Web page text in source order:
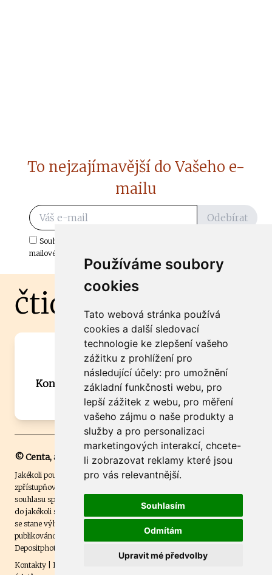
Používáme soubory
cookies
Tato webová stránka používá
cookies a další sledovací
technologie ke zlepšení vašeho
zážitku z prohlížení pro
následující účely: pro umožnění
základní funkčnosti webu, pro
lepší zážitek z webu, pro měření
vašeho zájmu o naše produkty a
služby a pro personalizaci
marketingových interakcí, chcete-
li zobrazovat reklamy které jsou
pro vás relevantnější.
Souhlasím
Odmítám
Upravit mé předvolby
To nejzajímavější do Vašeho e-
mailu
Odebírat
Souhlasím s odběrem důležitých zpráv ze ČtiDoma.cz do mé e-
mailové schránky.
čtidoma.cz
Máte zajímavou informaci? Chcete
spolupracovat?
Kontaktujte šéfredaktora Martina Chalupu:
chalupa@ctidoma.cz
© Centa, a.s.
Jakékoli použití obsahu včetně převzetí, šíření či dalšího užití a
zpřístupňování textových či obrazových materiálů bez písemného
souhlasu společnosti Centa,a.s. je zakázáno. Čtenář svým přihlášením
do jakékoli soutěže na našem webu dává souhlas s tím, že v případě, že
se stane výhercem této soutěže, může být jeho jméno na webu
publikováno. Centa, a.s. využívala licenci ČTK a využívá fotografie z
Depositphotos
Kontakty
Etický kodex